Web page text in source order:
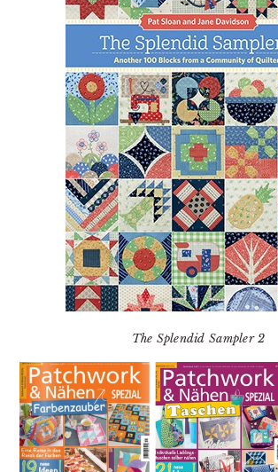
The Splendid Sampler 2